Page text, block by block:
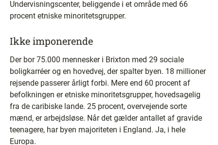
Undervisningscenter, beliggende i et område med 66
procent etniske minoritetsgrupper.
Ikke imponerende
Der bor 75.000 mennesker i Brixton med 29 sociale
boligkarréer og en hovedvej, der spalter byen. 18 millioner
rejsende passerer årligt forbi. Mere end 60 procent af
befolkningen er etniske minoritetsgrupper, hovedsagelig
fra de caribiske lande. 25 procent, overvejende sorte
mænd, er arbejdsløse. Når det gælder antallet af gravide
teenagere, har byen majoriteten i England. Ja, i hele
Europa.